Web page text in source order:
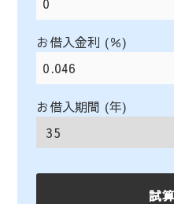
お借入金利 (％)
お借入期間 (年)